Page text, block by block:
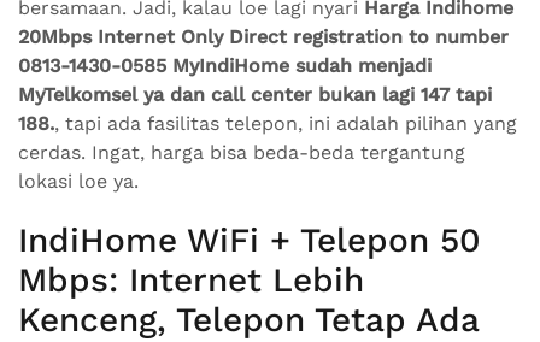
bersamaan. Jadi, kalau loe lagi nyari Harga Indihome
20Mbps Internet Only Direct registration to number
0813-1430-0585 MyIndiHome sudah menjadi
MyTelkomsel ya dan call center bukan lagi 147 tapi
188., tapi ada fasilitas telepon, ini adalah pilihan yang
cerdas. Ingat, harga bisa beda-beda tergantung
lokasi loe ya.
IndiHome WiFi + Telepon 50
Mbps: Internet Lebih
Kenceng, Telepon Tetap Ada